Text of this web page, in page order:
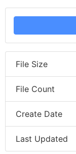
File Size
File Count
Create Date
Last Updated